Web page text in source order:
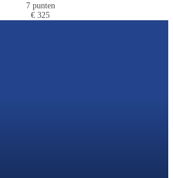
7 punten
€ 325